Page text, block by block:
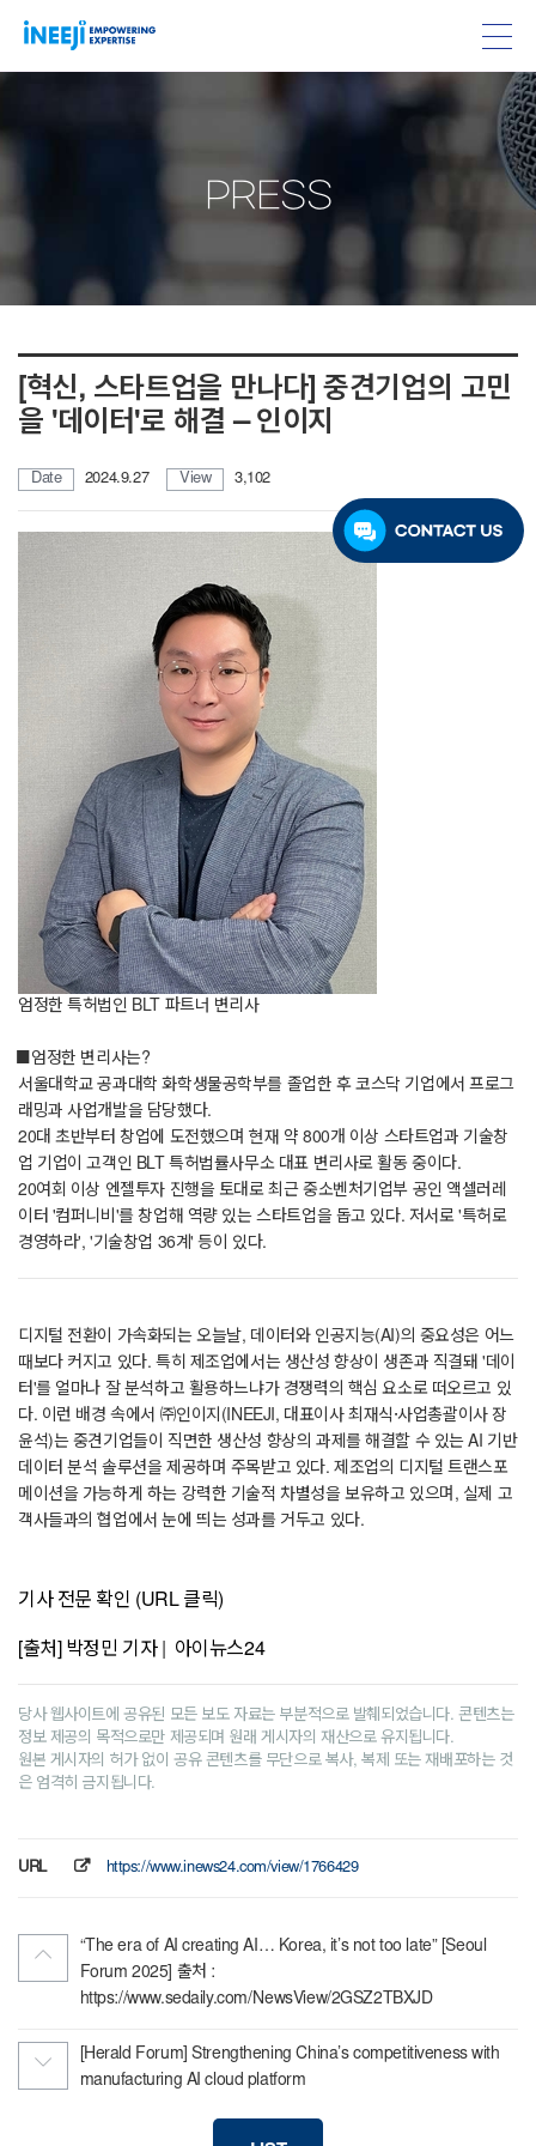
PRESS
[혁신, 스타트업을 만나다] 중견기업의 고민
을 '데이터'로 해결 – 인이지
Date 2024.9.27 View 3,102
엄정한 특허법인 BLT 파트너 변리사
■ 엄정한 변리사는?
서울대학교 공과대학 화학생물공학부를 졸업한 후 코스닥 기업에서 프로그
래밍과 사업개발을 담당했다.
20대 초반부터 창업에 도전했으며 현재 약 800개 이상 스타트업과 기술창
업 기업이 고객인 BLT 특허법률사무소 대표 변리사로 활동 중이다.
20여회 이상 엔젤투자 진행을 토대로 최근 중소벤처기업부 공인 액셀러레
이터 '컴퍼니비'를 창업해 역량 있는 스타트업을 돕고 있다. 저서로 '특허로
경영하라', '기술창업 36계' 등이 있다.
디지털 전환이 가속화되는 오늘날, 데이터와 인공지능(AI)의 중요성은 어느
때보다 커지고 있다. 특히 제조업에서는 생산성 향상이 생존과 직결돼 '데이
터'를 얼마나 잘 분석하고 활용하느냐가 경쟁력의 핵심 요소로 떠오르고 있
다. 이런 배경 속에서 ㈜인이지(INEEJI, 대표이사 최재식·사업총괄이사 장
윤석)는 중견기업들이 직면한 생산성 향상의 과제를 해결할 수 있는 AI 기반
데이터 분석 솔루션을 제공하며 주목받고 있다. 제조업의 디지털 트랜스포
메이션을 가능하게 하는 강력한 기술적 차별성을 보유하고 있으며, 실제 고
객사들과의 협업에서 눈에 띄는 성과를 거두고 있다.
기사 전문 확인 (URL 클릭)
[출처] 박정민 기자 | 아이뉴스24
당사 웹사이트에 공유된 모든 보도 자료는 부분적으로 발췌되었습니다. 콘텐츠는
정보 제공의 목적으로만 제공되며 원래 게시자의 재산으로 유지됩니다.
원본 게시자의 허가 없이 공유 콘텐츠를 무단으로 복사, 복제 또는 재배포하는 것
은 엄격히 금지됩니다.
URL https://www.inews24.com/view/1766429
“The era of AI creating AI… Korea, it’s not too late” [Seoul
Forum 2025] 출처 :
https://www.sedaily.com/NewsView/2GSZ2TBXJD
[Herald Forum] Strengthening China’s competitiveness with
manufacturing AI cloud platform